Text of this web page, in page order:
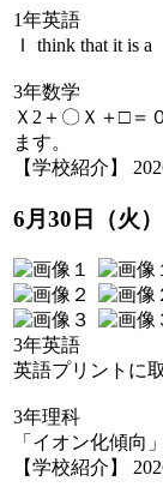
1年英語
Ｉ think that it is
3年数学
Ｘ2＋〇Ｘ＋□＝
ます。
【学校紹介】
6月30日（火
3年英語
英語プリントに
3年理科
「イオン化傾向
【学校紹介】